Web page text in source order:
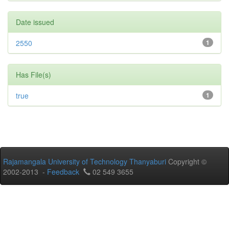
Date issued
1
2550
Has File(s)
1
true
Rajamangala University of Technology Thanyaburi Copyright ©
2002-2013 - Feedback 02 549 3655